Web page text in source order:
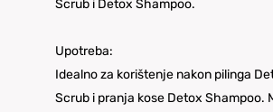
Scrub i Detox Shampoo.
Upotreba:
Idealno za korištenje nakon pilinga
Scrub i pranja kose Detox Shampoo.